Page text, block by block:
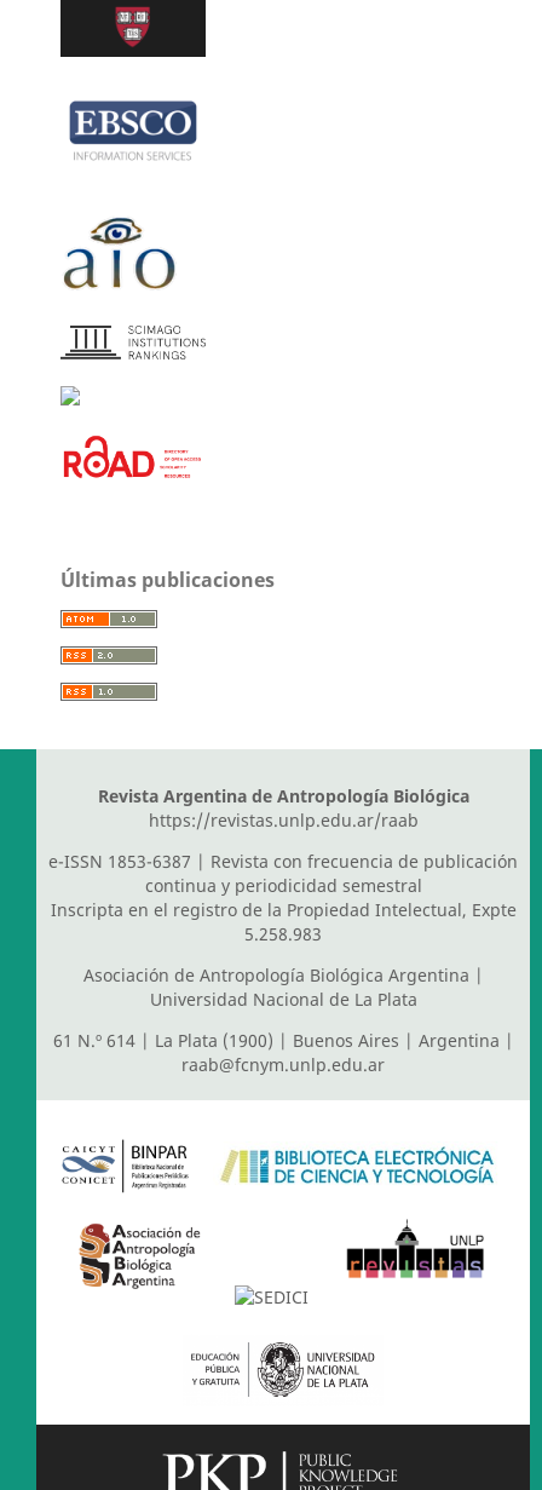
Últimas publicaciones
Revista Argentina de Antropología Biológica
https://revistas.unlp.edu.ar/raab
e-ISSN 1853-6387 | Revista con frecuencia de publicación
continua y periodicidad semestral
Inscripta en el registro de la Propiedad Intelectual, Expte
5.258.983
Asociación de Antropología Biológica Argentina |
Universidad Nacional de La Plata
61 N.º 614 | La Plata (1900) | Buenos Aires | Argentina |
raab@fcnym.unlp.edu.ar